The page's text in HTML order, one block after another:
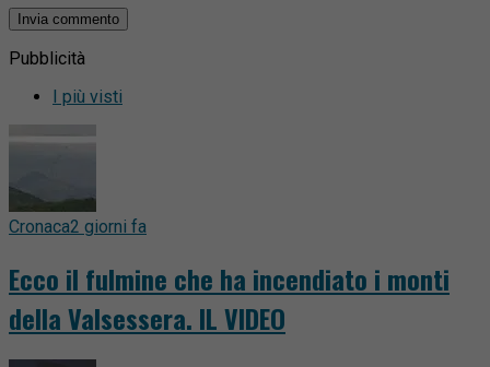
Pubblicità
I più visti
Cronaca2 giorni fa
Ecco il fulmine che ha incendiato i monti
della Valsessera. IL VIDEO